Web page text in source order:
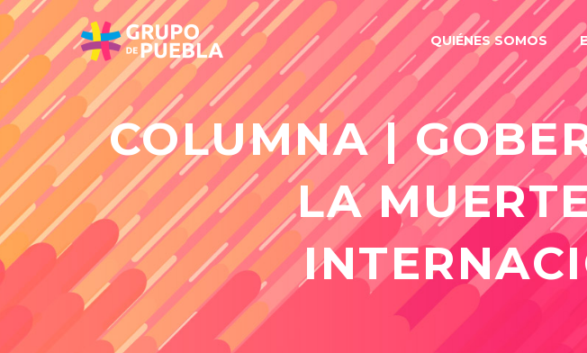
QUIÉNES SOMOS
COLUMNA |
LA